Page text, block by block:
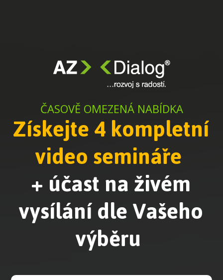
ČASOVĚ OMEZENÁ NABÍDKA
Získejte 4 kompletní
video semináře
+ účast na živém
vysílání dle Vašeho
výběru